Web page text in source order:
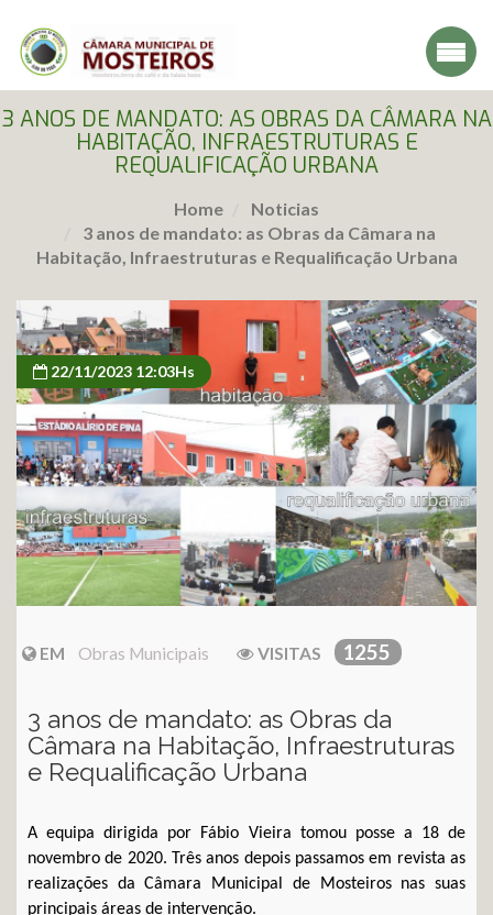
3 ANOS DE MANDATO: AS OBRAS DA CÂMARA NA
HABITAÇÃO, INFRAESTRUTURAS E
REQUALIFICAÇÃO URBANA
Home
Noticias
3 anos de mandato: as Obras da Câmara na
Habitação, Infraestruturas e Requalificação Urbana
22/11/2023 12:03Hs
EM Obras Municipais VISITAS 1255
3 anos de mandato: as Obras da
Câmara na Habitação, Infraestruturas
e Requalificação Urbana
A equipa dirigida por Fábio Vieira tomou posse a 18 de
novembro de 2020. Três anos depois passamos em revista as
realizações da Câmara Municipal de Mosteiros nas suas
principais áreas de intervenção.